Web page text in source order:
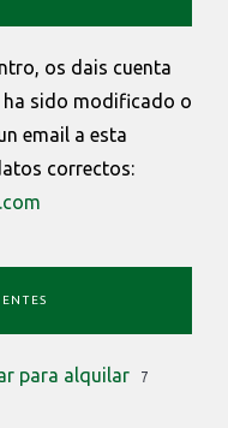
os dais cuenta
ha sido modificado o
email a esta
correctos:
para alquilar 7